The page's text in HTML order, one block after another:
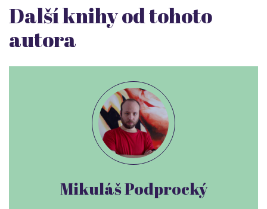
Další knihy od tohoto
autora
Mikuláš Podprocký